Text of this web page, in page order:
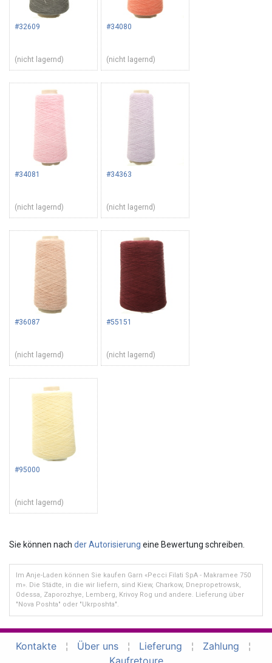
#32609
(nicht lagernd)
#34080
(nicht lagernd)
#34081
(nicht lagernd)
#34363
(nicht lagernd)
#36087
(nicht lagernd)
#55151
(nicht lagernd)
#95000
(nicht lagernd)
Sie können nach der Autorisierung eine Bewertung schreiben.
Im Anje-Laden können Sie kaufen Garn «Pecci Filati SpA - Makramee 750
m». Die Städte, in die wir liefern, sind Kiew, Charkow, Dnepropetrowsk,
Odessa, Zaporozhye, Lemberg, Krivoy Rog und andere. Lieferung über
"Nova Poshta" oder "Ukrposhta".
Kontakte¦ Über uns¦ Lieferung ¦ Zahlung ¦
Kaufretoure